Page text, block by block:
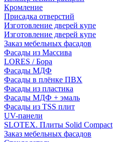
Кромление
Присадка отверстий
Изготовление дверей купе
Изготовление дверей купе
Заказ мебельных фасадов
Фасады из Массива
LORES / Бора
Фасады МДФ
Фасады в плёнке ПВХ
Фасады из пластика
Фасады МДФ + эмаль
Фасады из TSS плит
UV-панели
SLOTEX. Плиты Solid Compact
Заказ мебельных фасадов